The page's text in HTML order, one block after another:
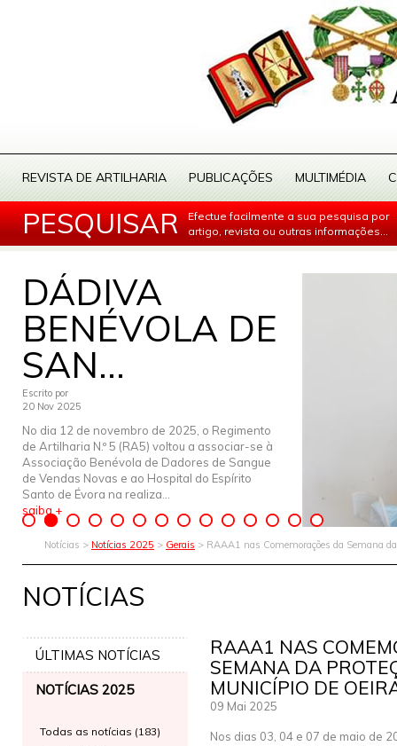
REVISTA DE ARTILHARIA PUBLICAÇÕES MULTIMÉDIA
PESQUISAR
Efectue facilmente a sua pesquisa por
artigo, revista ou outras informações...
DÁDIVA
BENÉVOLA DE
SAN...
Escrito por
20 Nov 2025
No dia 12 de novembro de 2025, o Regimento
de Artilharia N.º 5 (RA5) voltou a associar-se à
Associação Benévola de Dadores de Sangue
de Vendas Novas e ao Hospital do Espírito
Santo de Évora na realiza...
saiba +
Notícias > Notícias 2025 > Gerais > RAAA1 nas Comemorações da Semana
NOTÍCIAS
ÚLTIMAS NOTÍCIAS
NOTÍCIAS 2025
Todas as notícias (183)
RAAA1 NAS
SEMANA DA
MUNICÍPIO DE
09 Mai 2025
Nos dias 03, 04 e 07 de maio de